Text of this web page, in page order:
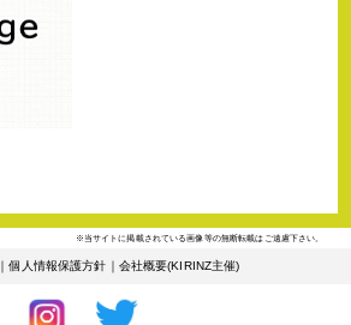
※当サイトに掲載されている画像等の無断転載はご遠慮下さい。
｜個人情報保護方針 ｜ 会社概要(KIRINZ主催)